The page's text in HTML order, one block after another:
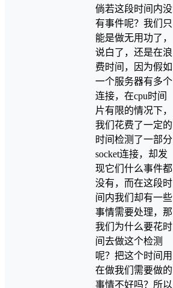
倘若这段时间内没
有事件呢？我们只
能是做无用功了，
说白了，还是在浪
费时间，因为假如
一个服务器有多个
连接，在cpu时间
片有限的情况下，
我们花费了一定的
时间检测了一部分
socket连接，却发
现它们什么事件都
没有，而在这段时
间内我们却有一些
事情需要处理，那
我们为什么要花时
间去做这个检测
呢？把这个时间用
在做我们需要做的
事情不好吗？所以